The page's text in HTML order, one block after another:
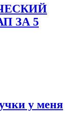
ЗА 5
у меня